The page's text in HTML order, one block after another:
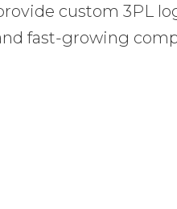
custom 3PL
fast-growing